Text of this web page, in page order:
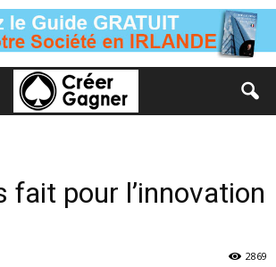
fait pour l’innovation
2869